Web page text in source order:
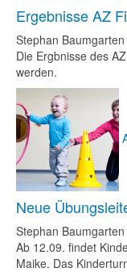
Ergebnisse AZ
Stephan Baumgarten
Die Ergbnisse des
werden.
Neue
Stephan Baumgarten
Ab 12.09. findet
Maike. Das